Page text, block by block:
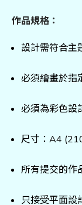
作品規格：
設計需符合主
必須繪畫於指
必須為彩色設
尺寸：A4
所有提交的作
只接受平面設